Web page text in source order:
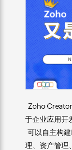
Zoho
于企业应用开
可以自主构
理、资产管理